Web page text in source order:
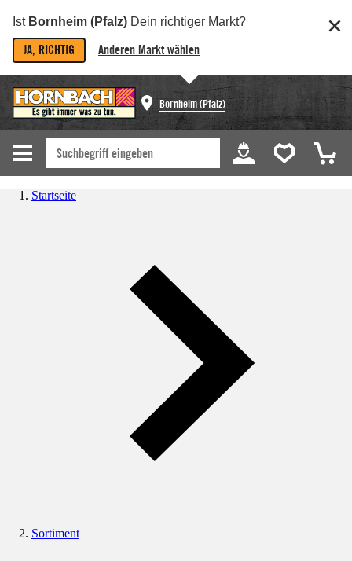
Ist Bornheim (Pfalz) Dein richtiger Markt?
JA, RICHTIG Anderen Markt wählen
Bornheim (Pfalz)
Startseite
Sortiment